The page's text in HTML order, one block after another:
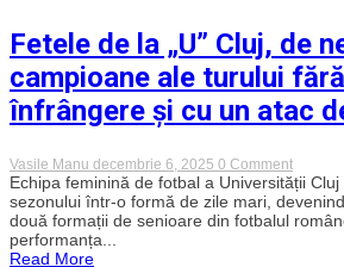
după
înfrângerea
categorică
cu
Olimpia
Fetele de la „U” Cluj, de
campioane ale turului
înfrângere și cu un atac
Vasile Manu decembrie 6, 2025 0 Commenton
Fetele
de
la
„U”
Echipa feminină de fotbal a Universității
sezonului într-o formă de zile mari,
două formații de senioare din fotbalul
performanța...
Read More